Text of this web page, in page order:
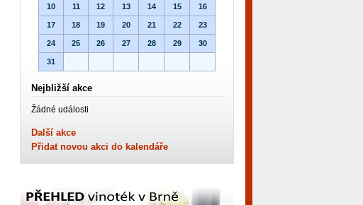
10 11 12 13 14 15 16
17 18 19 20 21 22 23
24 25 26 27 28 29 30
31
Nejbližší akce
Žádné události
Další akce
Přidat novou akci do kalendáře